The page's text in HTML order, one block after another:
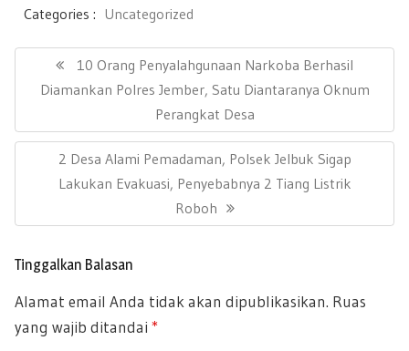
e
b
oo
k
tt
er
ail at
s
A
p
p
e
Categories : Uncategorized
a
P
R
V
I
O
P
S
T
10 Orang Penyalahgunaan Narkoba Berhasil
Diamankan Polres Jember, Satu Diantaranya Oknum
Perangkat Desa
N
E
T
P
S
T
2 Desa Alami Pemadaman, Polsek Jelbuk Sigap
Lakukan Evakuasi, Penyebabnya 2 Tiang Listrik
Roboh
Tinggalkan Balasan
Alamat email Anda tidak akan dipublikasikan. Ruas
yang wajib ditandai *